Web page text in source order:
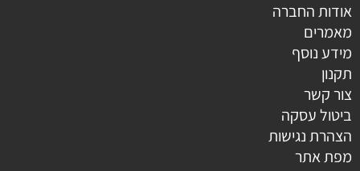
אודות החברה
מאמרים
מידע נוסף
תקנון
צור קשר
ביטול עסקה
הצהרת נגישות
מפת אתר